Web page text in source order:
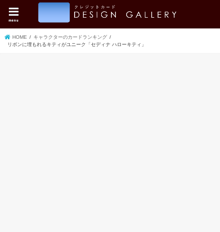
menu
HOME
キャラクターのカードランキング
リボンに埋もれるキティがユニーク「セディナ ハローキティ」